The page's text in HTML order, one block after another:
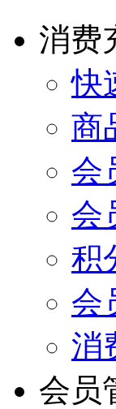
消费
快
商
会
会
积
会
消
会员